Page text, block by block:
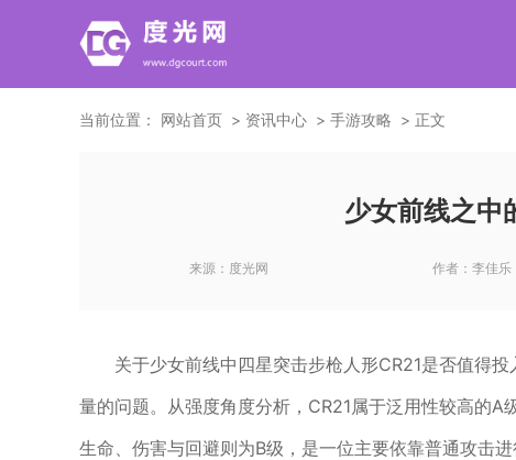
当前位置： 网站首页 资讯中心 手游攻略 正文
少女前线之中
来源： 度光网 作者： 李佳乐
关于少女前线中四星突击步枪人形CR21是否值得
量的问题。从强度角度分析，CR21属于泛用性较高的
生命、伤害与回避则为B级，是一位主要依靠普通攻击